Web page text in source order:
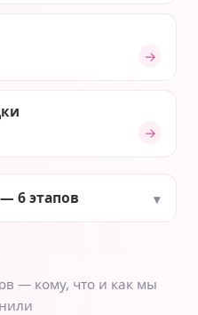
→
→
6 этапов
— кому, что и как мы